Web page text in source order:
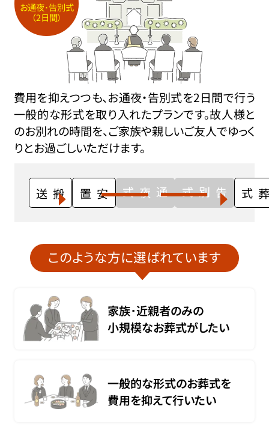
お通夜･告別式
（2日間）
費用を抑えつつも、お通夜・告別式を2日間で行う
一般的な形式を取り入れたプランです。故人様と
のお別れの時間を、ご家族や親しいご友人でゆっく
りとお過ごしいただけます。
搬送 安置 通夜式 告別式 火葬式
このような方に選ばれています
家族･近親者のみの
小規模なお葬式がしたい
一般的な形式のお葬式を
費用を抑えて行いたい